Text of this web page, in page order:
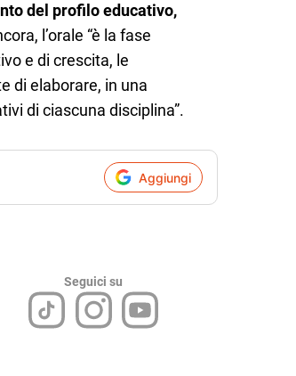
del profilo educativo,
l’orale “è la fase
e di crescita, le
di elaborare, in una
di ciascuna disciplina”.
Aggiungi
Seguici su